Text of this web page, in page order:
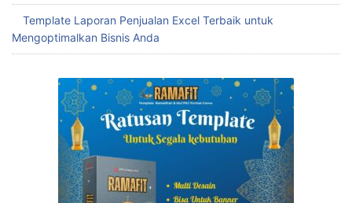
Template Laporan Penjualan Excel Terbaik untuk
Mengoptimalkan Bisnis Anda